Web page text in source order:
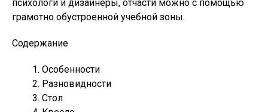
психологи и дизайнеры, отчасти можно с помощью
грамотно обустроенной учебной зоны.
Содержание
Особенности
Разновидности
Стол